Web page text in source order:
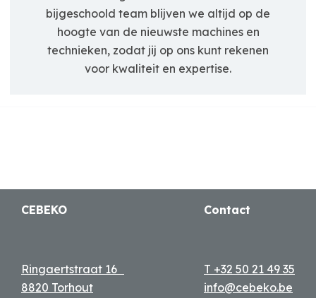
bijgeschoold team blijven we altijd op de
hoogte van de nieuwste machines en
technieken, zodat jij op ons kunt rekenen
voor kwaliteit en expertise.
CEBEKO
Ringaertstraat 16
8820 Torhout
Contact
T +32 50 21 49 35
info@cebeko.be